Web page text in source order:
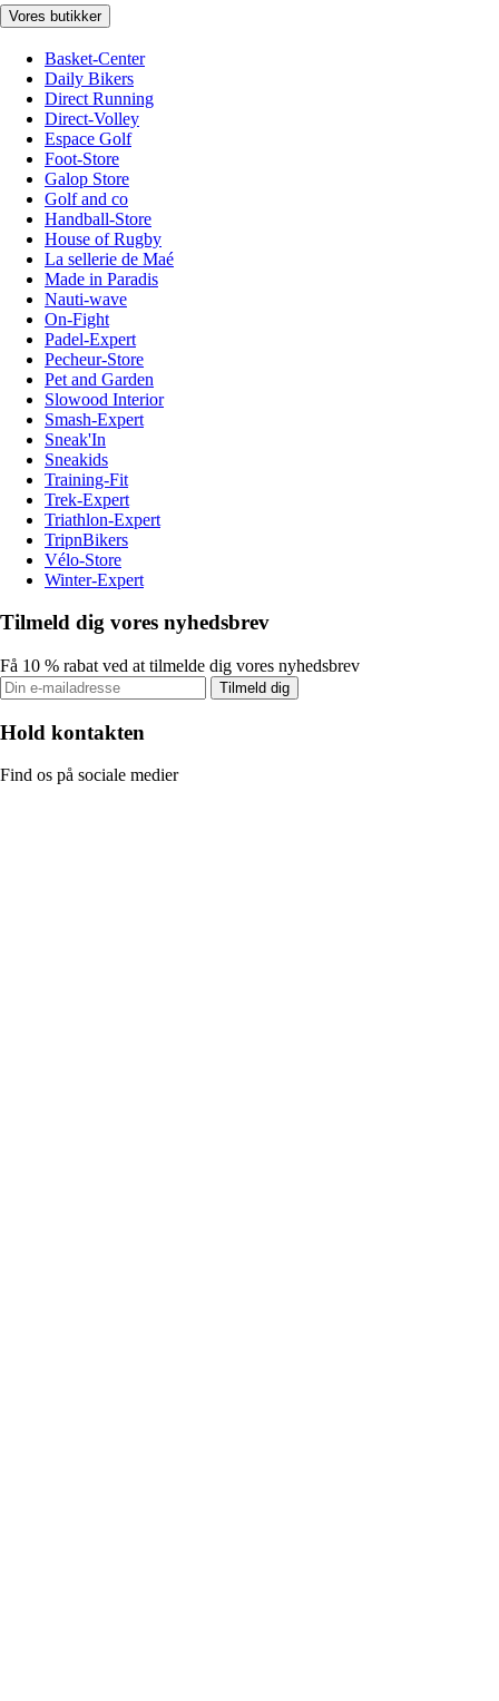
Vores butikker
Basket-Center
Daily Bikers
Direct Running
Direct-Volley
Espace Golf
Foot-Store
Galop Store
Golf and co
Handball-Store
House of Rugby
La sellerie de Maé
Made in Paradis
Nauti-wave
On-Fight
Padel-Expert
Pecheur-Store
Pet and Garden
Slowood Interior
Smash-Expert
Sneak'In
Sneakids
Training-Fit
Trek-Expert
Triathlon-Expert
TripnBikers
Vélo-Store
Winter-Expert
Tilmeld dig vores nyhedsbrev
Få 10 % rabat ved at tilmelde dig vores nyhedsbrev
Tilmeld dig
Hold kontakten
Find os på sociale medier